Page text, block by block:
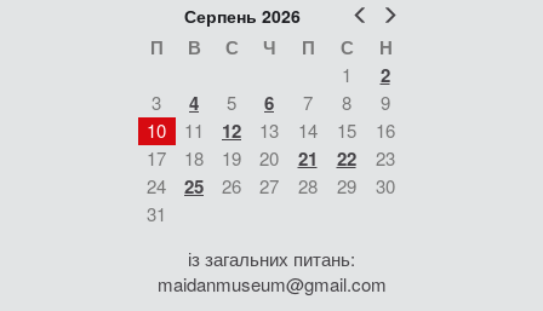
Попер
Серпень 2026
П В С Ч П С Н
1 2
3 4 5 6 7 8
9
10
11 12 13 14 15
16
17
18 19 20 21 22
23
24
25 26 27 28 29
30
31
із загальних питань:
maidanmuseum@gmail.com